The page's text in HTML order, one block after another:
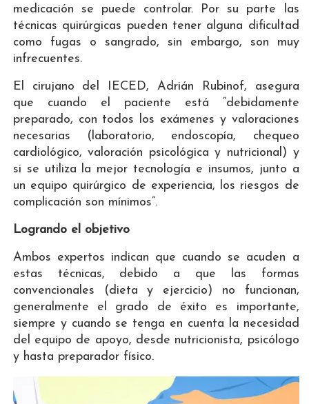
medicación se puede controlar. Por su parte las
técnicas quirúrgicas pueden tener alguna dificultad
como fugas o sangrado, sin embargo, son muy
infrecuentes.
El cirujano del IECED, Adrián Rubinof, asegura
que cuando el paciente está “debidamente
preparado, con todos los exámenes y valoraciones
necesarias (laboratorio, endoscopía, chequeo
cardiológico, valoración psicológica y nutricional) y
si se utiliza la mejor tecnología e insumos, junto a
un equipo quirúrgico de experiencia, los riesgos de
complicación son mínimos”.
Logrando el objetivo
Ambos expertos indican que cuando se acuden a
estas técnicas, debido a que las formas
convencionales (dieta y ejercicio) no funcionan,
generalmente el grado de éxito es importante,
siempre y cuando se tenga en cuenta la necesidad
del equipo de apoyo, desde nutricionista, psicólogo
y hasta preparador físico.